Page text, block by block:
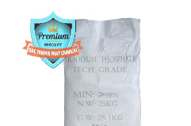
Phosphate 96% Tech Grade
Trung Quốc China